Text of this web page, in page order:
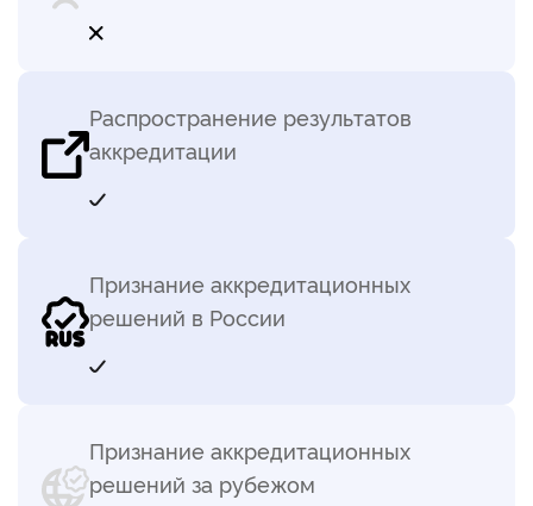
Распространение результатов
аккредитации
Признание аккредитационных
решений в России
Признание аккредитационных
решений за рубежом